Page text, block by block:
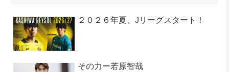
２０２６年夏、Jリーグスタート！
その力ー若原智哉